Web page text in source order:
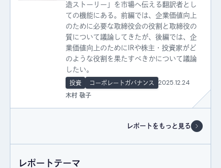
造ストーリー」を市場へ伝える翻訳者とし
ての機能にある。前編では、企業価値向上
のために必要な取締役会の役割と取締役の
質について議論してきたが、後編では、企
業価値向上のためにIRや株主・投資家がど
のような役割を果たすべきかについて議論
したい。
投資 コーポレートガバナンス 2025.12.24
木村 敬子
レポートをもっと見る
レポートテーマ